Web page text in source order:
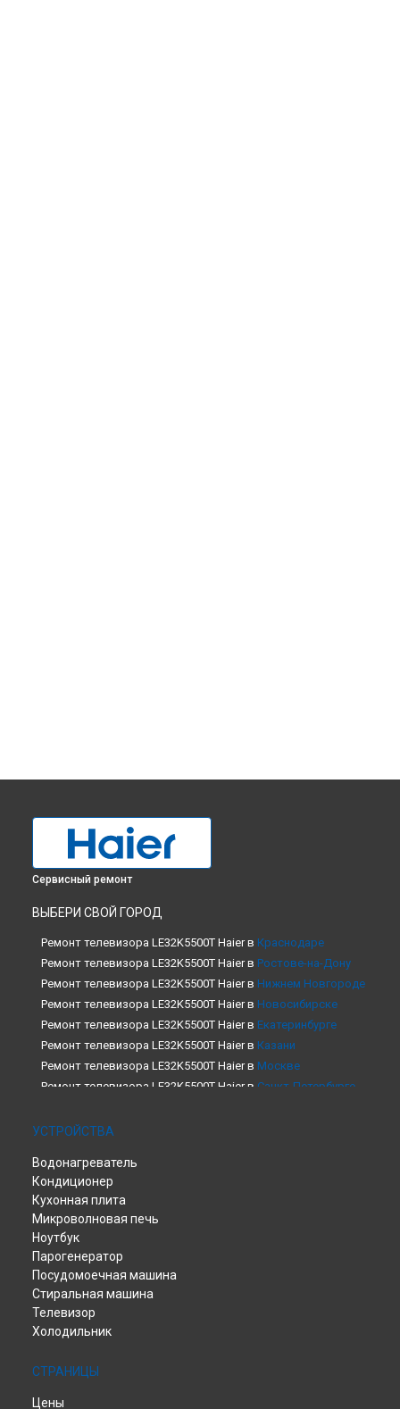
Сервисный ремонт
ВЫБЕРИ СВОЙ ГОРОД
Ремонт телевизора LE32K5500T Haier в Краснодаре
Ремонт телевизора LE32K5500T Haier в Ростове-на-Дону
Ремонт телевизора LE32K5500T Haier в Нижнем Новгороде
Ремонт телевизора LE32K5500T Haier в Новосибирске
Ремонт телевизора LE32K5500T Haier в Екатеринбурге
Ремонт телевизора LE32K5500T Haier в Казани
Ремонт телевизора LE32K5500T Haier в Москве
Ремонт телевизора LE32K5500T Haier в Санкт-Петербурге
УСТРОЙСТВА
Водонагреватель
Кондиционер
Кухонная плита
Микроволновая печь
Ноутбук
Парогенератор
Посудомоечная машина
Стиральная машина
Телевизор
Холодильник
СТРАНИЦЫ
Цены